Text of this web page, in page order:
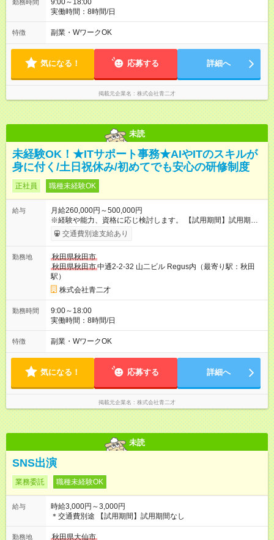
勤務時間
9:00～18:00
実働時間：8時間/日
特徴 副業・WワークOK
気になる！ 応募する 詳細へ
掲載元企業名 株式会社青二才
未読
未経験OK！★ITサポート事務★AIやITのスキルが
身に付く/土日祝休み/初めてでも安心の研修制度
正社員 職種未経験OK
給与
月給260,000円～500,000円
※経験や能力、資格に応じ検討します。 【試用期間】試用期間
あり 試用期間の長さ：3ヶ月 雇用形態、給与は本採用時と同じ
です。
交通費別途支給あり
勤務地
秋田県秋田市
秋田県秋田市中通2-2-32 山二ビル Regus内（最寄り駅：秋田
駅）
株式会社青二才
勤務時間
9:00～18:00
実働時間：8時間/日
特徴 副業・WワークOK
気になる！ 応募する 詳細へ
掲載元企業名 株式会社青二才
未読
SNS出演
業務委託 職種未経験OK
給与
時給3,000円～3,000円
＊交通費別途 【試用期間】試用期間なし
勤務地
秋田県大仙市